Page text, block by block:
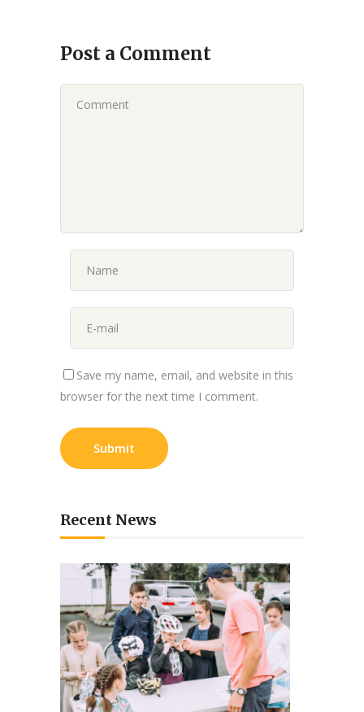
Post a Comment
Save my name, email, and website in this
browser for the next time I comment.
Recent News